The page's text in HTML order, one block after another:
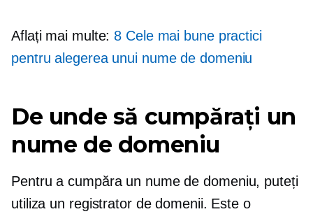
Aflați mai multe: 8 Cele mai bune practici
pentru alegerea unui nume de domeniu
De unde să cumpărați un
nume de domeniu
Pentru a cumpăra un nume de domeniu, puteți
utiliza un registrator de domenii. Este o